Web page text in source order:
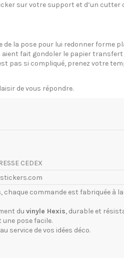
sur votre support et d’un cutter
de la pose pour lui redonner forme
fait gondoler le papier
pas si compliqué, prenez votre
de vous répondre.
CEDEX
, chaque commande est fabriquée à
du vinyle Hexis, durable et
pose facile.
service de vos idées déco.